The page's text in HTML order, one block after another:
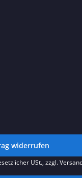
widerrufen
USt., zzgl.